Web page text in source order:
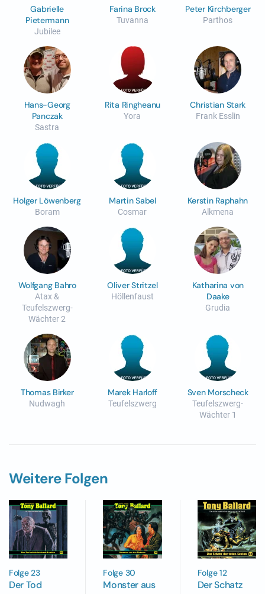
Gabrielle
Pietermann
Jubilee
Farina Brock
Tuvanna
Peter Kirchberger
Parthos
Hans-Georg
Panczak
Sastra
Rita Ringheanu
Yora
Christian Stark
Frank Esslin
Holger Löwenberg
Boram
Martin Sabel
Cosmar
Kerstin Raphahn
Alkmena
Wolfgang Bahro
Atax &
Teufelszwerg-
Wächter 2
Oliver Stritzel
Höllenfaust
Katharina von
Daake
Grudia
Thomas Birker
Nudwagh
Marek Harloff
Teufelszwerg
Sven Morscheck
Teufelszwerg-
Wächter 1
Weitere Folgen
Folge 23
Der Tod
Folge 30
Monster aus
Folge 12
Der Schatz